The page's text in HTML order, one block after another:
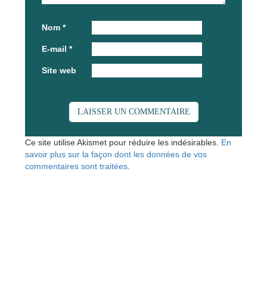
Nom *
E-mail *
Site web
Ce site utilise Akismet pour réduire les indésirables. En
savoir plus sur la façon dont les données de vos
commentaires sont traitées